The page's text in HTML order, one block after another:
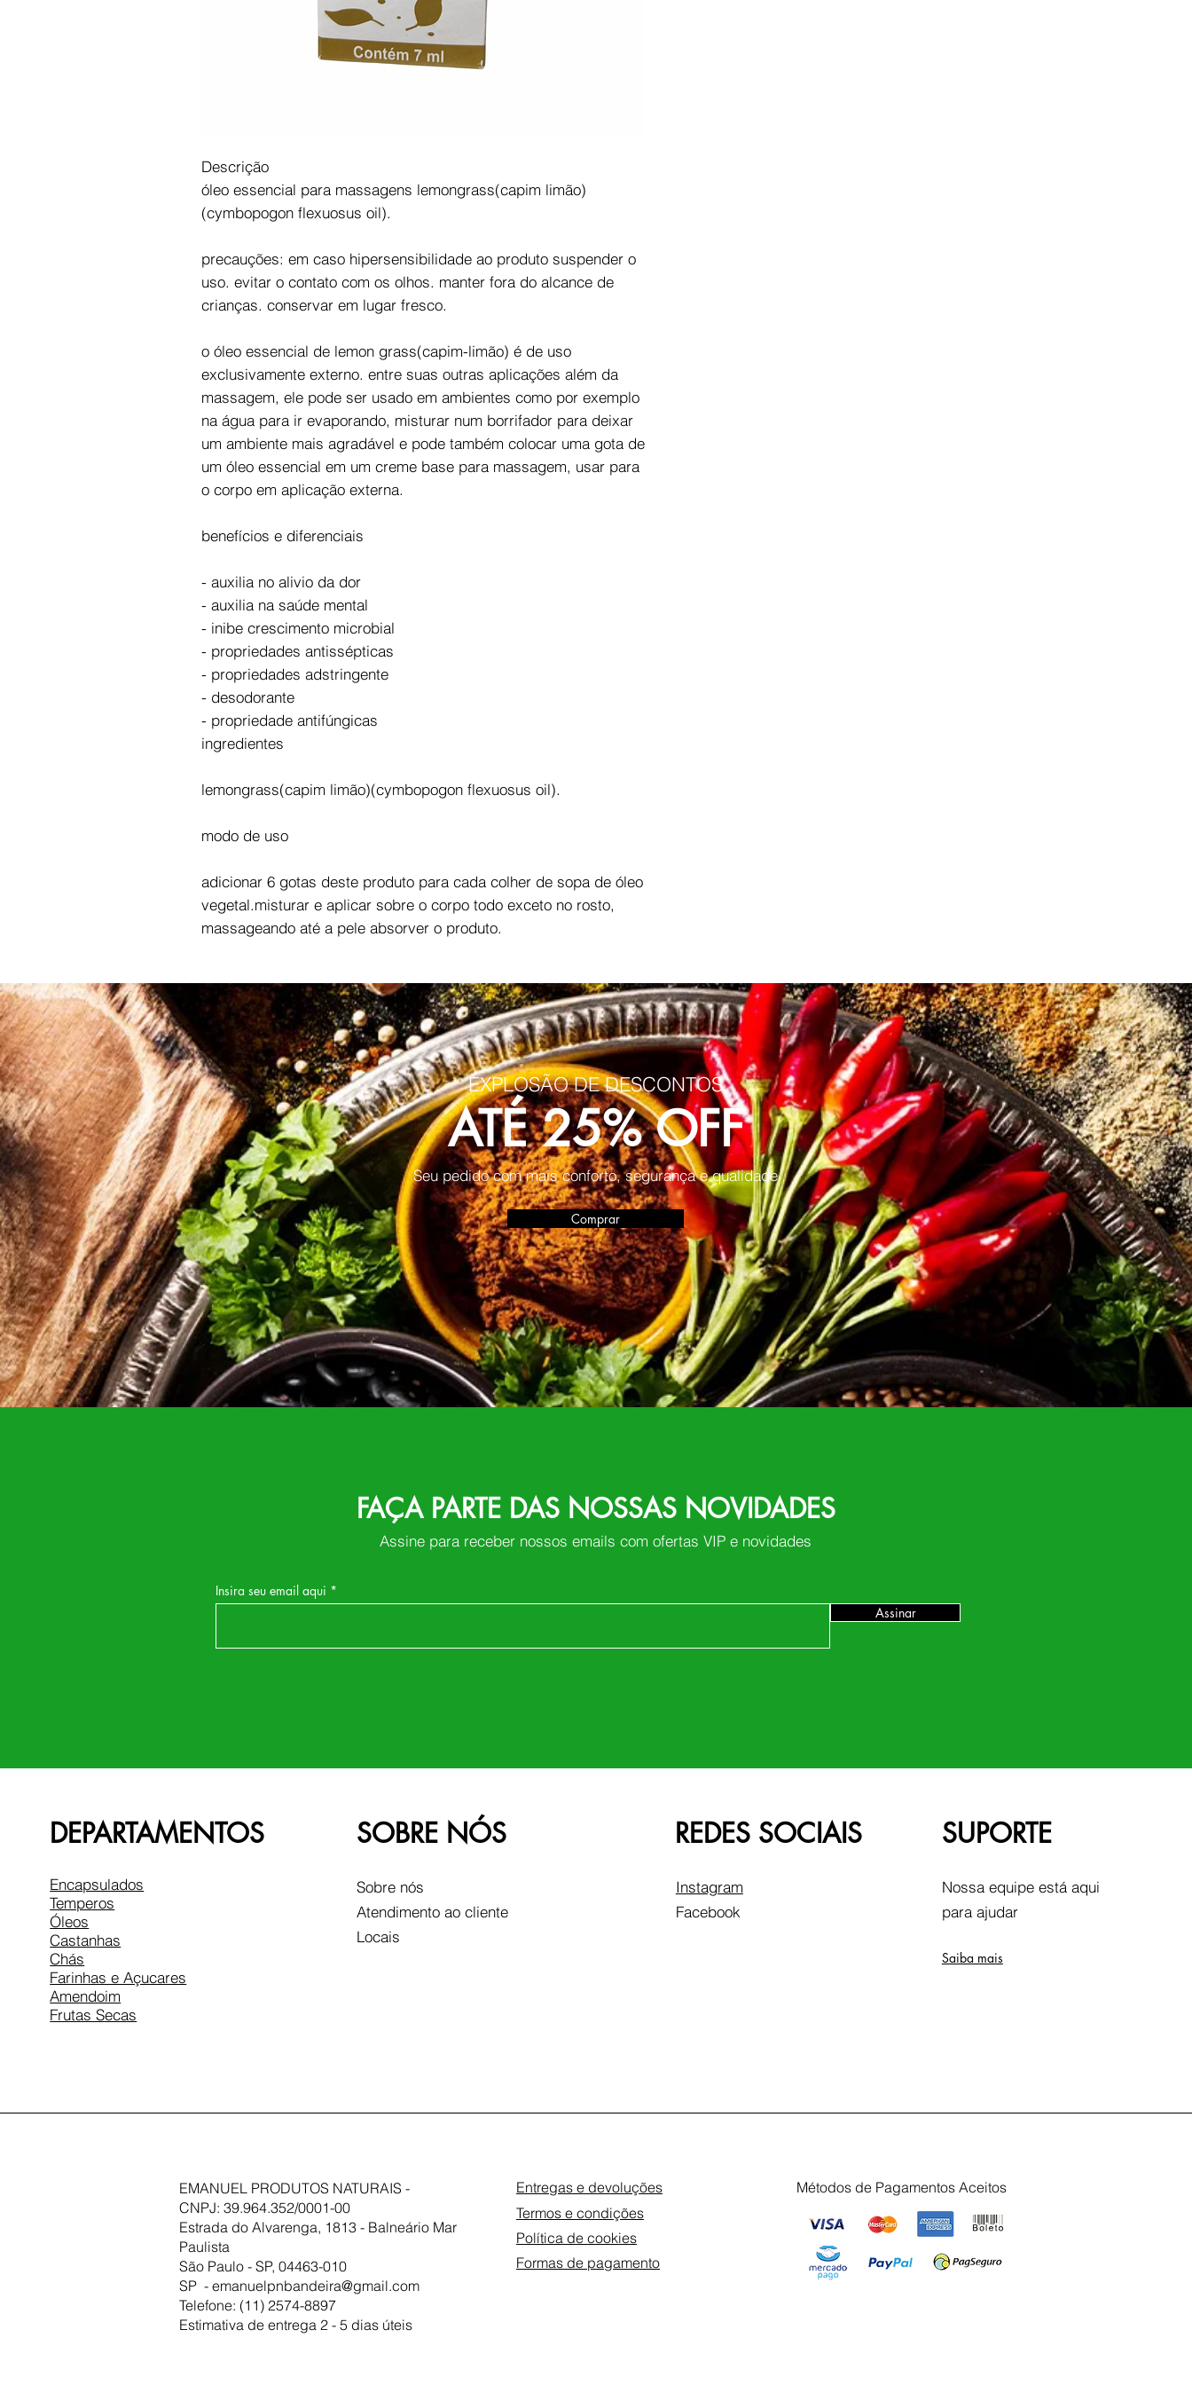
Descrição
óleo essencial para massagens lemongrass(capim limão)
(cymbopogon flexuosus oil).
precauções: em caso hipersensibilidade ao produto suspender o
uso. evitar o contato com os olhos. manter fora do alcance de
crianças. conservar em lugar fresco.
o óleo essencial de lemon grass(capim-limão) é de uso
exclusivamente externo. entre suas outras aplicações além da
massagem, ele pode ser usado em ambientes como por exemplo
na água para ir evaporando, misturar num borrifador para deixar
um ambiente mais agradável e pode também colocar uma gota de
um óleo essencial em um creme base para massagem, usar para
o corpo em aplicação externa.
benefícios e diferenciais
- auxilia no alivio da dor
- auxilia na saúde mental
- inibe crescimento microbial
- propriedades antissépticas
- propriedades adstringente
- desodorante
- propriedade antifúngicas
ingredientes
lemongrass(capim limão)(cymbopogon flexuosus oil).
modo de uso
adicionar 6 gotas deste produto para cada colher de sopa de óleo
vegetal.misturar e aplicar sobre o corpo todo exceto no rosto,
massageando até a pele absorver o produto.
EXPLOSÃO DE DESCONTOS
ATÉ 25% OFF
Seu pedido com mais conforto, segurança e qualidade
Comprar
FAÇA PARTE DAS NOSSAS NOVIDADES
Assine para receber nossos emails com ofertas VIP e novidades
Insira seu email aqui
Assinar
DEPARTAMENTOS
Encapsulados
Temperos
Óleos
Castanhas
Chás
Farinhas e Açucares
Amendoim
Frutas Secas
SOBRE NÓS
Sobre nós
Atendimento ao cliente
Locais
REDES SOCIAIS
Instagram
Facebook
SUPORTE
Nossa equipe está aqui
para ajudar
Saiba mais
EMANUEL PRODUTOS NATURAIS -
CNPJ: 39.964.352/0001-00
Estrada do Alvarenga, 1813 - Balneário Mar
Paulista
São Paulo - SP, 04463-010
SP - emanuelpnbandeira@gmail.com
Telefone: (11) 2574-8897
Estimativa de entrega 2 - 5 dias úteis
Entregas e devoluções
Termos e condições
Política de cookies
Formas de pagamento
Métodos de Pagamentos Aceitos